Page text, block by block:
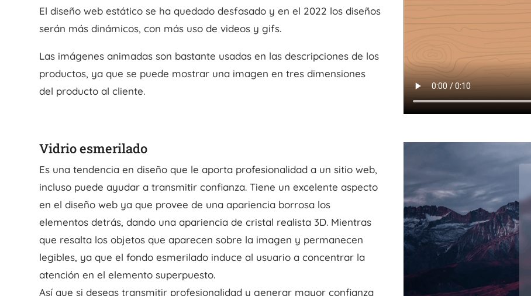
El diseño web estático se ha quedado desfasado y en el 2022 los diseños
serán más dinámicos, con más uso de videos y gifs.
Las imágenes animadas son bastante usadas en las descripciones de los
productos, ya que se puede mostrar una imagen en tres dimensiones
del producto al cliente.
Vidrio esmerilado
Es una tendencia en diseño que le aporta profesionalidad a un sitio web,
incluso puede ayudar a transmitir confianza. Tiene un excelente aspecto
en el diseño web ya que provee de una apariencia borrosa los
elementos detrás, dando una apariencia de cristal realista 3D. Mientras
que resalta los objetos que aparecen sobre la imagen y permanecen
legibles, ya que el fondo esmerilado induce al usuario a concentrar la
atención en el elemento superpuesto.
Así que si deseas transmitir profesionalidad y generar mayor confianza